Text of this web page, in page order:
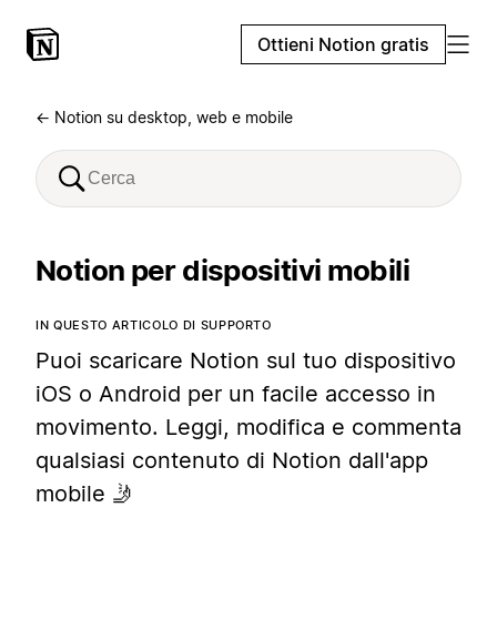
Ottieni Notion gratis
← Notion su desktop, web e mobile
Notion per dispositivi mobili
IN QUESTO ARTICOLO DI SUPPORTO
Puoi scaricare Notion sul tuo dispositivo
iOS o Android per un facile accesso in
movimento. Leggi, modifica e commenta
qualsiasi contenuto di Notion dall'app
mobile 🤳